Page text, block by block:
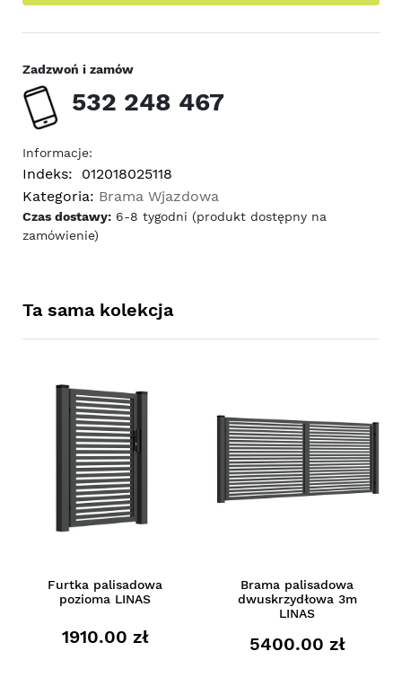
Zadzwoń i zamów
532 248 467
Informacje:
Indeks:
012018025118
Kategoria: Brama Wjazdowa
Czas dostawy: 6-8 tygodni (produkt dostępny na
zamówienie)
Ta sama kolekcja
Furtka palisadowa
pozioma LINAS
1910.00 zł
Brama palisadowa
dwuskrzydłowa 3m
LINAS
5400.00 zł